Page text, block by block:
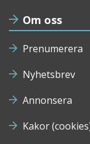
Om oss
Prenumerera
Nyhetsbrev
Annonsera
Kakor